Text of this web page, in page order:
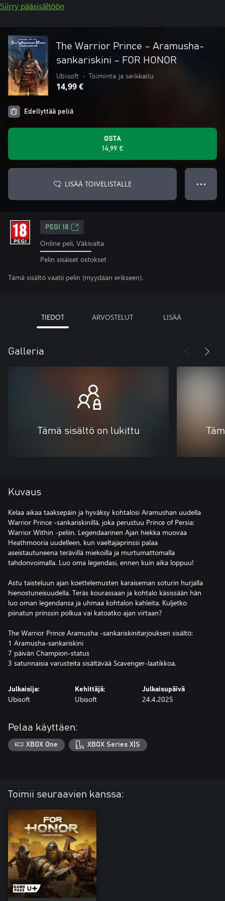
Siirry pääsisältöön
The Warrior Prince – Aramusha-
sankariskini – FOR HONOR
Ubisoft • Toiminta ja seikkailu
14,99 €
Edellyttää peliä
OSTA
14,99 €
LISÄÄ TOIVELISTALLE ● ● ●
PEGI 18
Online peli, Väkivalta
Pelin sisäiset ostokset
Tämä sisältö vaatii pelin (myydään erikseen).
TIEDOT ARVOSTELUT LISÄÄ
Galleria
Tämä sisältö on lukittu
Kuvaus
Kelaa aikaa taaksepäin ja hyväksy kohtalosi Aramushan uudella
Warrior Prince -sankariskinillä, joka perustuu Prince of Persia:
Warrior Within -peliin. Legendaarinen Ajan hiekka muovaa
Heathmooria uudelleen, kun vaeltajaprinssi palaa
aseistautuneena terävillä miekoilla ja murtumattomalla
tahdonvoimalla. Luo oma legendasi, ennen kuin aika loppuu!
Astu taisteluun ajan koettelemusten karaiseman soturin hurjalla
hienostuneisuudella. Teräs kourassaan ja kohtalo käsissään hän
luo oman legendansa ja uhmaa kohtalon kahleita. Kuljetko
piinatun prinssin polkua vai katoatko ajan virtaan?
The Warrior Prince Aramusha -sankariskinitarjouksen sisältö:
1 Aramusha-sankariskini
7 päivän Champion-status
3 satunnaisia varusteita sisältävää Scavenger-laatikkoa.
Julkaisija:
Ubisoft
Kehittäjä:
Ubisoft
Julkaisupäivä
24.4.2025
Pelaa käyttäen:
XBOX One XBOX Series X|S
Toimii seuraavien kanssa: